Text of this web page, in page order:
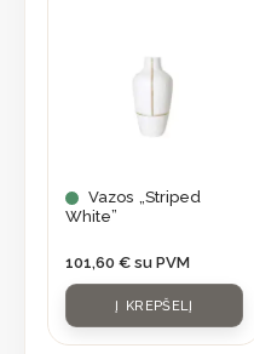
Vazos „Striped
White”
101,60 € su PVM
Į KREPŠELĮ